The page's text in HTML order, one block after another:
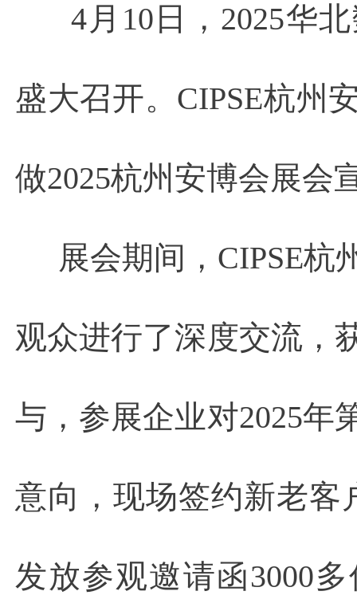
4月10日，2025华
盛大召开。CIPSE杭州
做2025杭州安博会展会
展会期间，CIPSE杭
观众进行了深度交流，
与，参展企业对2025年
意向，现场签约新老客
发放参观邀请函3000